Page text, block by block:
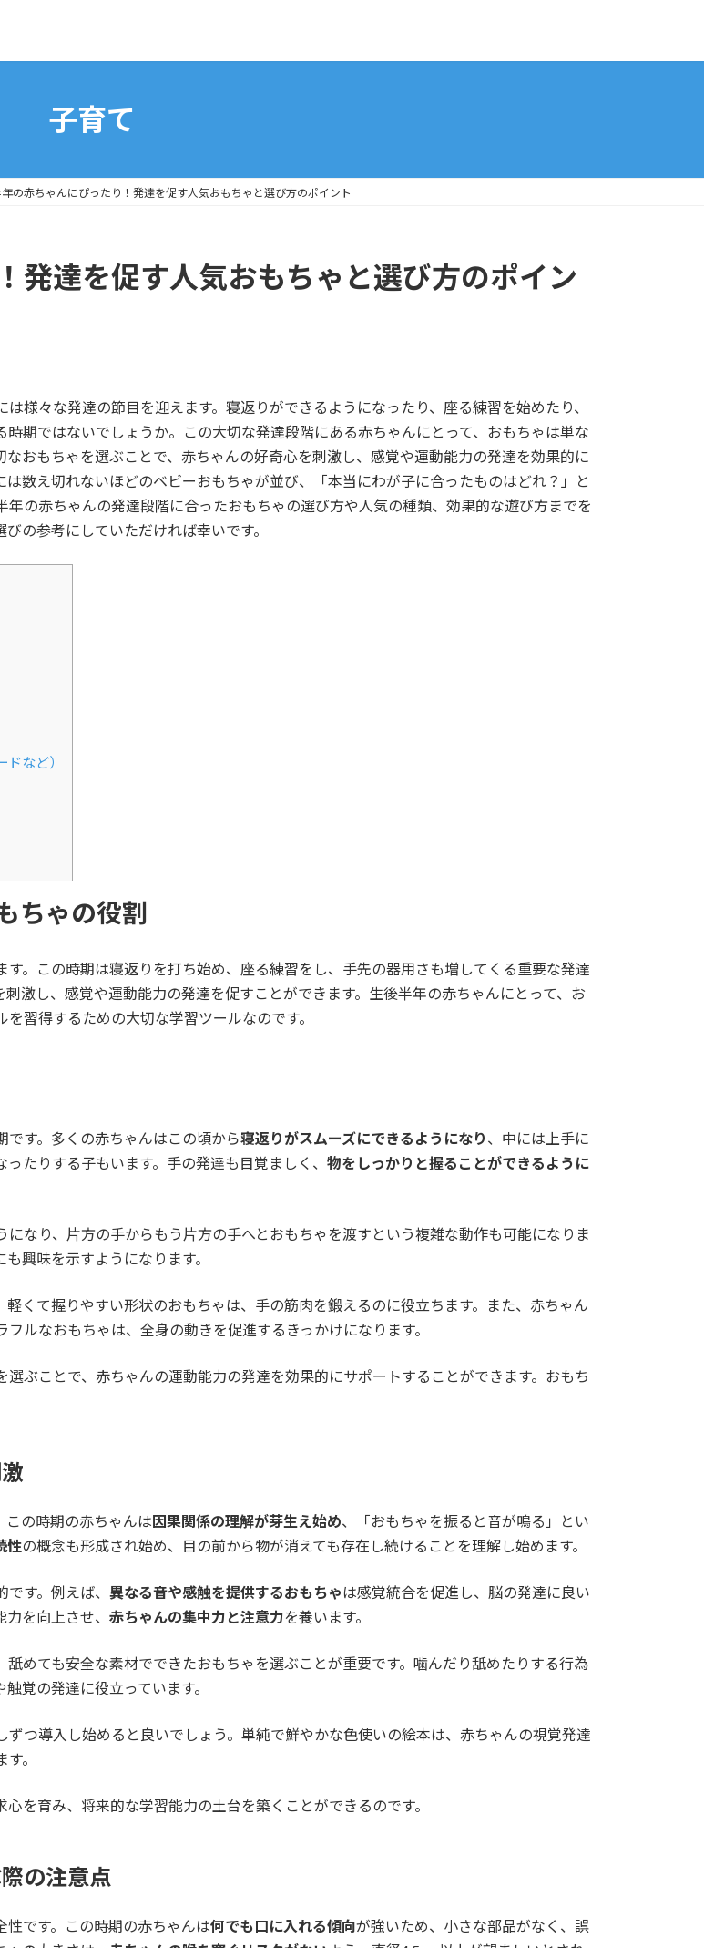
子育て
の赤ちゃんにぴったり！発達を促す人気おもちゃと選び方のポイント
発達を促す人気おもちゃと選び方のポイン
様々な発達の節目を迎えます。寝返りができるようになったり、座る練習を始めたり、
期ではないでしょうか。この大切な発達段階にある赤ちゃんにとって、おもちゃは単な
おもちゃを選ぶことで、赤ちゃんの好奇心を刺激し、感覚や運動能力の発達を効果的に
数え切れないほどのベビーおもちゃが並び、「本当にわが子に合ったものはどれ？」と
の赤ちゃんの発達段階に合ったおもちゃの選び方や人気の種類、効果的な遊び方までを
の参考にしていただければ幸いです。
など）
ちゃの役割
。この時期は寝返りを打ち始め、座る練習をし、手先の器用さも増してくる重要な発達
激し、感覚や運動能力の発達を促すことができます。生後半年の赤ちゃんにとって、お
習得するための大切な学習ツールなのです。
す。多くの赤ちゃんはこの頃から寝返りがスムーズにできるようになり 、中には上手に
たりする子もいます。手の発達も目覚ましく、 物をしっかりと握ることができるように
になり、片方の手からもう片方の手へとおもちゃを渡すという複雑な動作も可能になりま
興味を示すようになります。
くて握りやすい形状のおもちゃは、手の筋肉を鍛えるのに役立ちます。また、赤ちゃん
ルなおもちゃは、全身の動きを促進するきっかけになります。
ぶことで、赤ちゃんの運動能力の発達を効果的にサポートすることができます。おもち
この時期の赤ちゃんは 因果関係の理解が芽生え始め、「おもちゃを振ると音が鳴る」とい
性の概念も形成され始め、目の前から物が消えても存在し続けることを理解し始めます。
す。例えば、 異なる音や感触を提供するおもちゃは感覚統合を促進し、脳の発達に良い
を向上させ、 赤ちゃんの集中力と注意力を養います。
舐めても安全な素材でできたおもちゃを選ぶことが重要です。噛んだり舐めたりする行為
覚の発達に役立っています。
ずつ導入し始めると良いでしょう。単純で鮮やかな色使いの絵本は、赤ちゃんの視覚発達
。
を育み、将来的な学習能力の土台を築くことができるのです。
の注意点
です。この時期の赤ちゃんは何でも口に入れる傾向が強いため、小さな部品がなく、誤